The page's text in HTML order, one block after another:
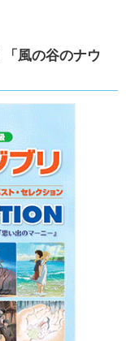
風の谷のナウ